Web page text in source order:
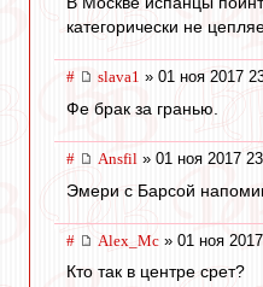
категорически не
# slava1 » 01 ноя 2017
Фе брак за гранью.
# Ansfil » 01 ноя 2017
Эмери с Барсой
# Alex_Mc » 01 ноя
Кто так в центре срет?